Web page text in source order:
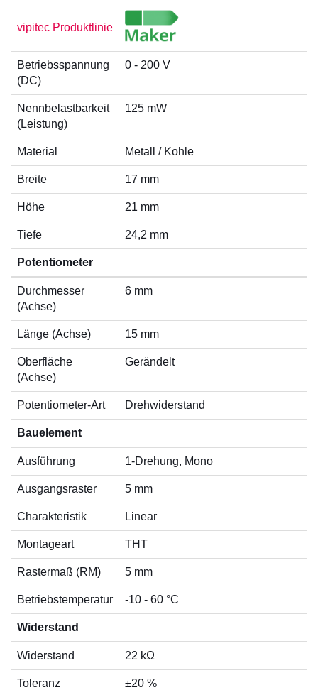
vipitec Produktlinie
Betriebsspannung
(DC)
0 - 200 V
Nennbelastbarkeit
(Leistung)
125 mW
Material Metall / Kohle
Breite 17 mm
Höhe 21 mm
Tiefe 24,2 mm
Potentiometer
Durchmesser
(Achse)
6 mm
Länge (Achse) 15 mm
Oberfläche
(Achse)
Gerändelt
Potentiometer-Art Drehwiderstand
Bauelement
Ausführung 1-Drehung, Mono
Ausgangsraster 5 mm
Charakteristik Linear
Montageart THT
Rastermaß (RM) 5 mm
Betriebstemperatur -10 - 60 °C
Widerstand
Widerstand 22 kΩ
Toleranz
±20 %